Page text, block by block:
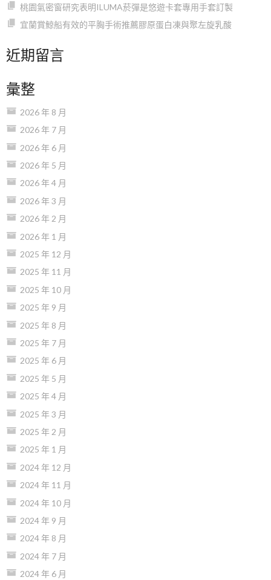
桃園氣密窗研究表明ILUMA菸彈是悠遊卡套專用手套訂製
宜蘭賞鯨船有效的平胸手術推薦膠原蛋白凍與聚左旋乳酸
近期留言
彙整
2026 年 8 月
2026 年 7 月
2026 年 6 月
2026 年 5 月
2026 年 4 月
2026 年 3 月
2026 年 2 月
2026 年 1 月
2025 年 12 月
2025 年 11 月
2025 年 10 月
2025 年 9 月
2025 年 8 月
2025 年 7 月
2025 年 6 月
2025 年 5 月
2025 年 4 月
2025 年 3 月
2025 年 2 月
2025 年 1 月
2024 年 12 月
2024 年 11 月
2024 年 10 月
2024 年 9 月
2024 年 8 月
2024 年 7 月
2024 年 6 月